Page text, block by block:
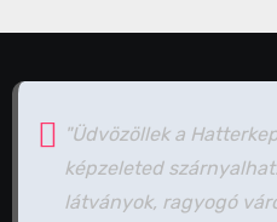
"Üdvözöllek a
képzeleted
látványok, ragyogó